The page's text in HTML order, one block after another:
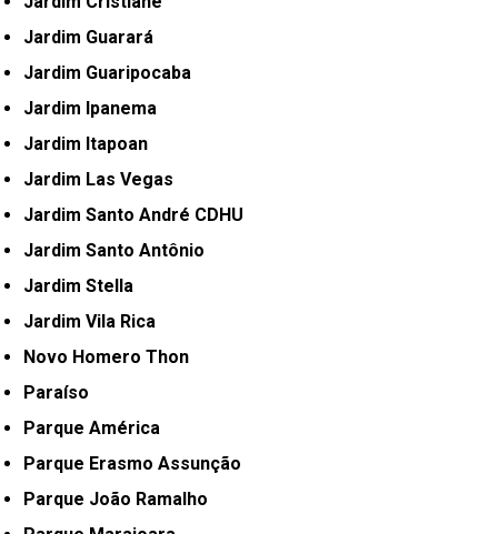
Jardim Guarará
Jardim Guaripocaba
Jardim Ipanema
Jardim Itapoan
Jardim Las Vegas
Jardim Santo André CDHU
Jardim Santo Antônio
Jardim Stella
Jardim Vila Rica
Novo Homero Thon
Paraíso
Parque América
Parque Erasmo Assunção
Parque João Ramalho